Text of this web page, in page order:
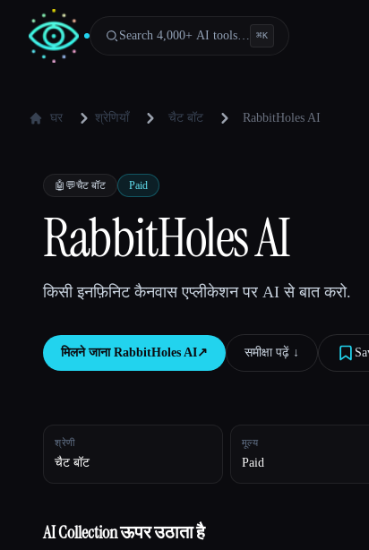
Search 4,000+ AI tools… ⌘K
घर श्रेणियाँ चैट बॉट RabbitHoles AI
🤖💬चैट बॉट Paid
RabbitHoles AI
किसी इनफ़िनिट कैनवास एप्लीकेशन पर AI से बात करो.
मिलने जाना RabbitHoles AI↗︎ समीक्षा पढ़ें ↓︎
श्रेणी
चैट बॉट
मूल्य
Paid
AI Collection ऊपर उठाता है